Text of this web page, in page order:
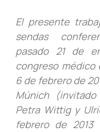
El presente
sendas
pasado 21 de
congreso médico
6 de febrero de
Múnich
Petra Wittig y
febrero de 2013